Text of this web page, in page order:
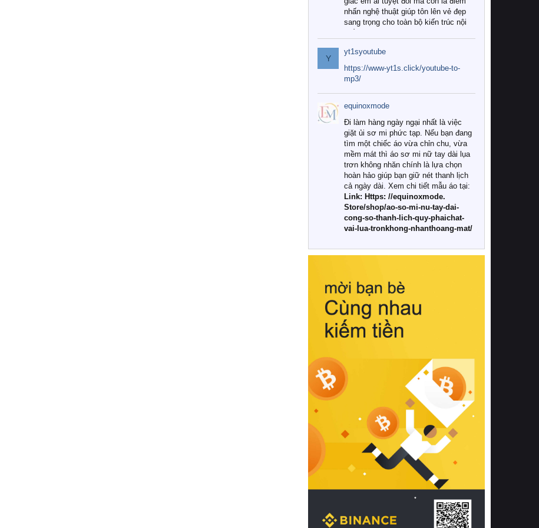
nhấn nghệ thuật giúp tôn lên vẻ đẹp
sang trọng cho toàn bộ kiến trúc nội
Tuy nhiên, giữa thị trường đa dạng
với vô vàn thương hiệu và mẫu mã
như hiện nay, làm thế nào để chọn
được những bộ chăn ga gối đệm cao
cấp thực sự chất lượng, phù hợp với
khí hậu và nhu cầu sử dụng của gia
đình? Hãy cùng chúng tôi đi tìm lời
giải đáp chi tiết qua bài viết dưới đây.
1. Tại sao các gia đình hiện đại lại ưa
chuộng chăn ga gối đệm cao cấp?
Khác với các dòng sản phẩm thông
thường, những bộ chăn ga gối đệm
cao cấp trải qua quy trình sản xuất
nghiêm ngặt từ khâu chọn lọc nguyên
liệu tự nhiên đến công nghệ dệt
nhuộm hiện đại không chứa hóa chất
này, bạn sẽ cảm nhận rõ rệt sự khác
hồi chuẩn xác của phần đệm nâng đỡ
cột sống.
Bên cạnh đó, việc lựa chọn các dòng
sản phẩm đạt chuẩn chất lượng quốc
tế còn giúp ngăn ngừa tình trạng kích
khuẩn và nấm mốc trong điều kiện
thời tiết nóng ẩm. Bạn có thể tìm hiểu
thêm các nghiên cứu khoa học về tác
động của giấc ngủ và môi trường
phòng ngủ đối với sức khỏe con
người tại Sleep Foundation (External
Link) để có cái nhìn toàn diện hơn.
2. Các tiêu chí vàng khi lựa chọn
chăn ga gối đệm cao cấp cho phòng
ngủ
Để sở hữu một bộ chăn ga gối đệm
cao cấp hoàn hảo cả về thẩm mỹ lẫn
công năng, người tiêu dùng cần cân
nhắc kỹ lưỡng các tiêu chí quan trọng
Y
yt1syoutube
https://www-yt1s.click/youtube-to-
mp3/
equinoxmode
Đi làm hàng ngày ngại nhất là việc
giặt ủi sơ mi phức tạp. Nếu bạn đang
tìm một chiếc áo vừa chỉn chu, vừa
mềm mát thì áo sơ mi nữ tay dài lụa
trơn không nhăn chính là lựa chọn
hoàn hảo giúp bạn giữ nét thanh lịch
cả ngày dài. Xem chi tiết mẫu áo tại:
Link: Https: //equinoxmode.
Store/shop/ao-so-mi-nu-tay-dai-
cong-so-thanh-lich-quy-phaichat-
vai-lua-tronkhong-nhanthoang-mat/